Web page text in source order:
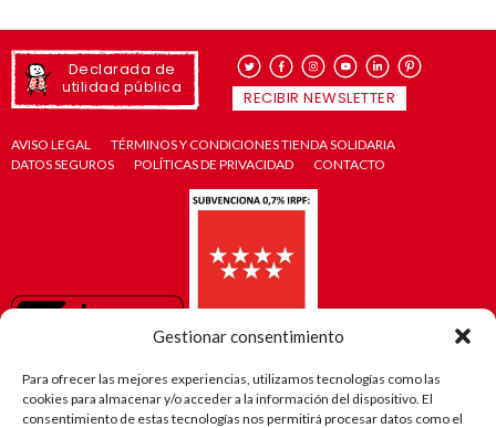
Gestionar consentimiento
Para ofrecer las mejores experiencias, utilizamos tecnologías como las
cookies para almacenar y/o acceder a la información del dispositivo. El
consentimiento de estas tecnologías nos permitirá procesar datos como el
Declarada de
utilidad pública
RECIBIR NEWSLETTER
AVISO LEGAL
TÉRMINOS Y CONDICIONES TIENDA SOLIDARIA
DATOS SEGUROS
POLÍTICAS DE PRIVACIDAD CONTACTO